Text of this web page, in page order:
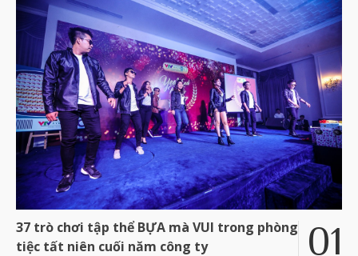
37 trò chơi tập thể BỰA mà VUI trong phòng
tiệc tất niên cuối năm công ty